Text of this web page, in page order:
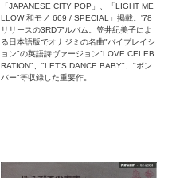
「JAPANESE CITY POP」、「LIGHT ME
LLOW 和モノ 669 / SPECIAL」掲載。'78
リリースの3RDアルバム。笠井紀美子によ
る日本語版でオナジミの名曲"バイブレイシ
ョン"の英語詩ヴァージョン"LOVE CELEB
RATION"、"LET'S DANCE BABY"、"ボン
バー"等収録した重要作。